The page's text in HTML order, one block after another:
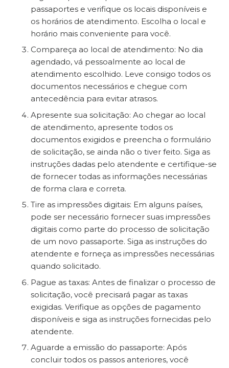
passaportes e verifique os locais disponíveis e
os horários de atendimento. Escolha o local e
horário mais conveniente para você.
Compareça ao local de atendimento: No dia
agendado, vá pessoalmente ao local de
atendimento escolhido. Leve consigo todos os
documentos necessários e chegue com
antecedência para evitar atrasos.
Apresente sua solicitação: Ao chegar ao local
de atendimento, apresente todos os
documentos exigidos e preencha o formulário
de solicitação, se ainda não o tiver feito. Siga as
instruções dadas pelo atendente e certifique-se
de fornecer todas as informações necessárias
de forma clara e correta.
Tire as impressões digitais: Em alguns países,
pode ser necessário fornecer suas impressões
digitais como parte do processo de solicitação
de um novo passaporte. Siga as instruções do
atendente e forneça as impressões necessárias
quando solicitado.
Pague as taxas: Antes de finalizar o processo de
solicitação, você precisará pagar as taxas
exigidas. Verifique as opções de pagamento
disponíveis e siga as instruções fornecidas pelo
atendente.
Aguarde a emissão do passaporte: Após
concluir todos os passos anteriores, você